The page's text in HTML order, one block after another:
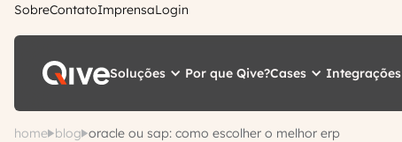
SobreContatoImprensaLogin
Soluções Por que Qive?Cases Integrações
home blog oracle ou sap: como escolher o melhor erp